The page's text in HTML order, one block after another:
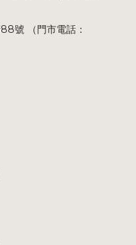
號 （門市電話：